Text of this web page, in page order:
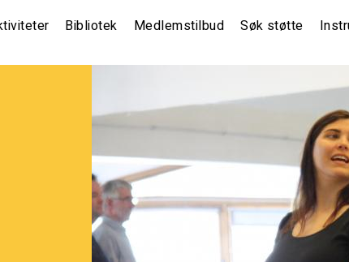
Bibliotek Medlemstilbud Søk støtte